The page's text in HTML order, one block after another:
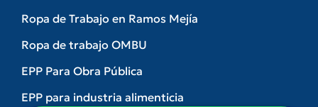
Ropa de Trabajo en Ramos Mejía
Ropa de trabajo OMBU
EPP Para Obra Pública
EPP para industria alimenticia